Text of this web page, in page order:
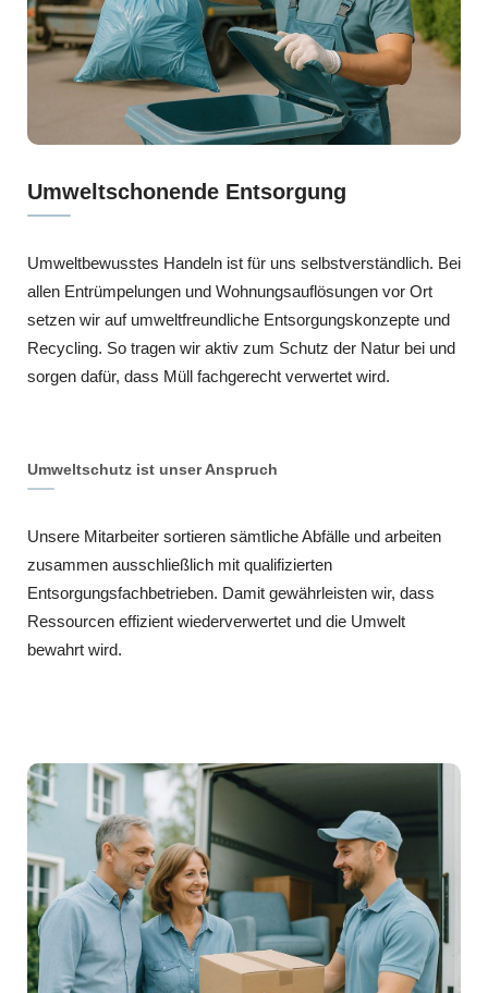
Umweltschonende Entsorgung
Umweltbewusstes Handeln ist für uns selbstverständlich. Bei
allen Entrümpelungen und Wohnungsauflösungen vor Ort
setzen wir auf umweltfreundliche Entsorgungskonzepte und
Recycling. So tragen wir aktiv zum Schutz der Natur bei und
sorgen dafür, dass Müll fachgerecht verwertet wird.
Umweltschutz ist unser Anspruch
Unsere Mitarbeiter sortieren sämtliche Abfälle und arbeiten
zusammen ausschließlich mit qualifizierten
Entsorgungsfachbetrieben. Damit gewährleisten wir, dass
Ressourcen effizient wiederverwertet und die Umwelt
bewahrt wird.